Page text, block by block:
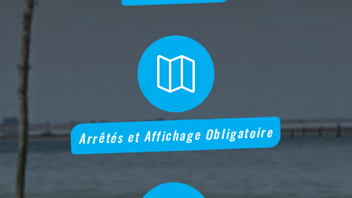

Arrêtés et Affichage Obligatoire